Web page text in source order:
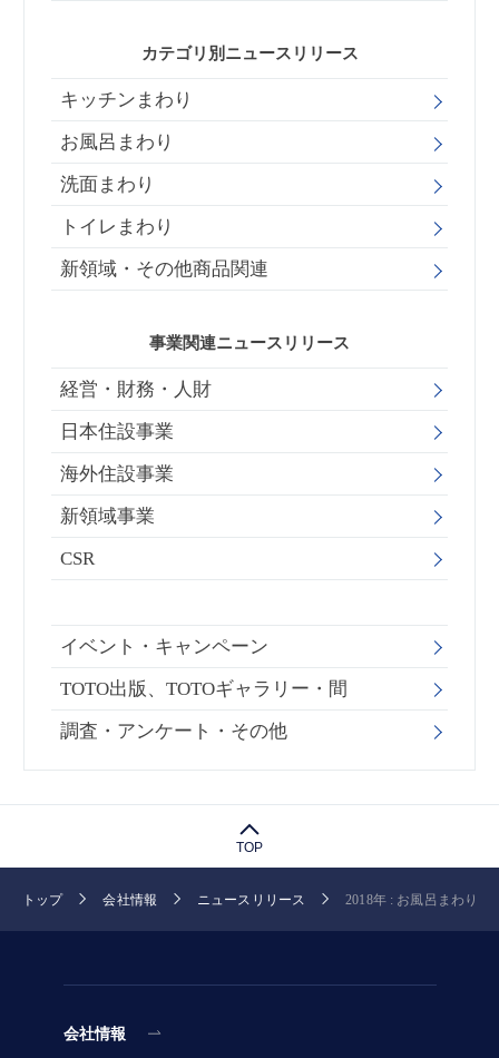
カテゴリ別ニュースリリース
キッチンまわり
お風呂まわり
洗面まわり
トイレまわり
新領域・その他商品関連
事業関連ニュースリリース
経営・財務・人財
日本住設事業
海外住設事業
新領域事業
CSR
イベント・キャンペーン
TOTO出版、TOTOギャラリー・間
調査・アンケート・その他
TOP
トップ 会社情報 ニュースリリース 2018年 : お風呂まわり :
会社情報